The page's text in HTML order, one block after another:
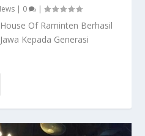
| 0 |
Of Raminten Berhasil
Kepada Generasi